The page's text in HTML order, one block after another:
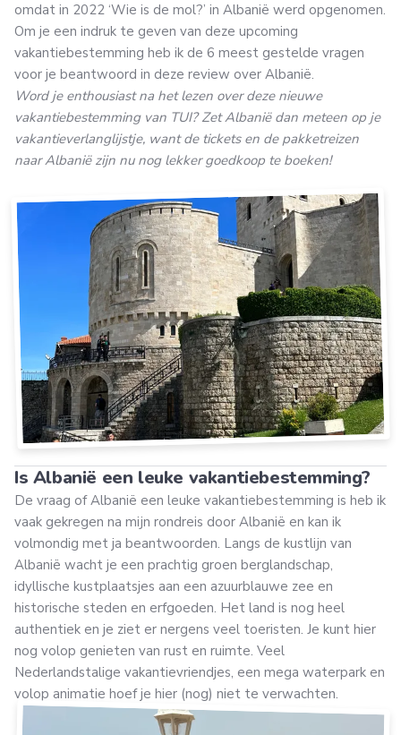
omdat in 2022 ‘Wie is de mol?’ in Albanië werd opgenomen.
Om je een indruk te geven van deze upcoming
vakantiebestemming heb ik de 6 meest gestelde vragen
voor je beantwoord in deze review over Albanië.
Word je enthousiast na het lezen over deze nieuwe
vakantiebestemming van TUI? Zet Albanië dan meteen op je
vakantieverlanglijstje, want de tickets en de pakketreizen
naar Albanië zijn nu nog lekker goedkoop te boeken!
Is Albanië een leuke vakantiebestemming?
De vraag of Albanië een leuke vakantiebestemming is heb ik
vaak gekregen na mijn rondreis door Albanië en kan ik
volmondig met ja beantwoorden. Langs de kustlijn van
Albanië wacht je een prachtig groen berglandschap,
idyllische kustplaatsjes aan een azuurblauwe zee en
historische steden en erfgoeden. Het land is nog heel
authentiek en je ziet er nergens veel toeristen. Je kunt hier
nog volop genieten van rust en ruimte. Veel
Nederlandstalige vakantievriendjes, een mega waterpark en
volop animatie hoef je hier (nog) niet te verwachten.